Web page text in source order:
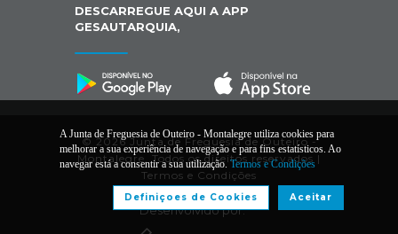
DESCARREGUE AQUI A APP
GESAUTARQUIA,
© 2026 Junta de Freguesia de Outeiro -
Montalegre. Todos os direitos reservados |
Termos e Condições
Desenvolvido por:
A Junta de Freguesia de Outeiro - Montalegre utiliza cookies para
melhorar a sua experiência de navegação e para fins estatísticos. Ao
navegar está a consentir a sua utilização.Termos e Condições
Aceitar
Definiçoes de Cookies